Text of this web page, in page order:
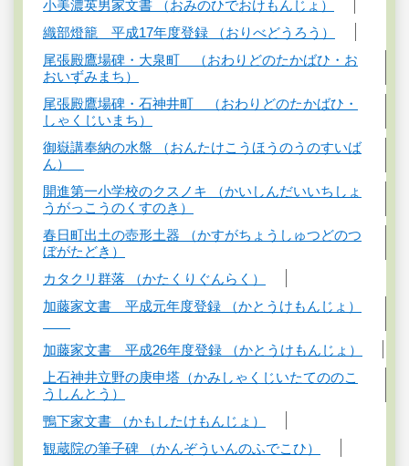
小美濃英男家文書 （おみのひでおけもんじょ）
織部燈籠 平成17年度登録 （おりべどうろう）
尾張殿鷹場碑・大泉町 （おわりどのたかばひ・お
おいずみまち）
尾張殿鷹場碑・石神井町 （おわりどのたかばひ・
しゃくじいまち）
御嶽講奉納の水盤 （おんたけこうほうのうのすいば
ん）
開進第一小学校のクスノキ （かいしんだいいちしょ
うがっこうのくすのき）
春日町出土の壺形土器 （かすがちょうしゅつどのつ
ぼがたどき）
カタクリ群落 （かたくりぐんらく）
加藤家文書 平成元年度登録 （かとうけもんじょ）
加藤家文書 平成26年度登録 （かとうけもんじょ）
上石神井立野の庚申塔（かみしゃくじいたてののこ
うしんとう）
鴨下家文書 （かもしたけもんじょ）
観蔵院の筆子碑 （かんぞういんのふでこひ）